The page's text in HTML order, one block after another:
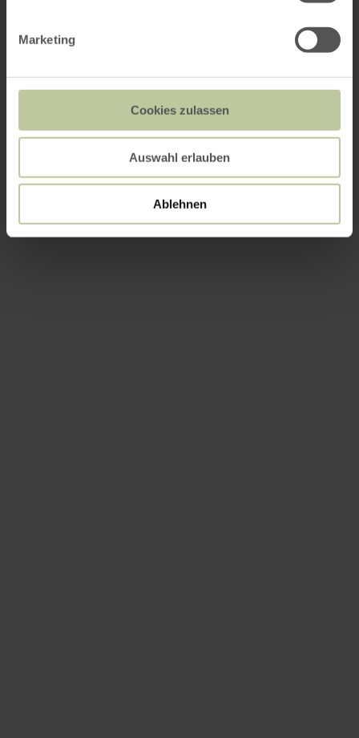
Marketing
Cookies zulassen
Auswahl erlauben
Ablehnen